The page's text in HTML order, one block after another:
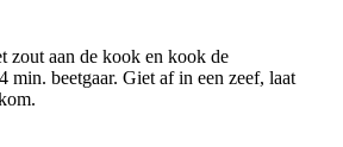
zout aan de kook en kook de
min. beetgaar. Giet af in een zeef, laat